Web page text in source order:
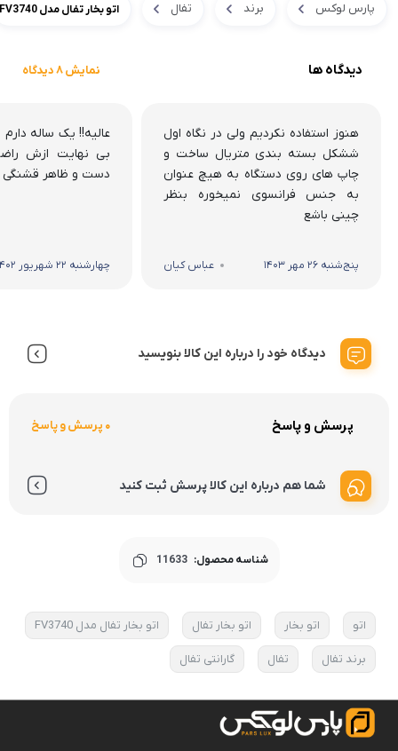
پارس لوکس برند تفال اتو بخار تفال مدل FV3740
دیدگاه ها نمایش 8 دیدگاه
هنوز استفاده نکردیم ولی در نگاه اول
ششکل بسته بندی متریال ساخت و
چاپ های روی دستگاه به هیچ عنوان
به جنس فرانسوی نمیخوره بنظر
چینی باشع
پنج‌شنبه 26 مهر 1403 عباس کیان
عالیه!! یک ساله
بی نهایت ازش
دست و ظاهر قشنگی
چهارشنبه 22 شهریور 1402
دیدگاه خود را درباره این کالا بنویسید
پرسش و پاسخ 0 پرسش و پاسخ
شما هم درباره این کالا پرسش ثبت کنید
شناسه محصول: 11633
اتو اتو بخار اتو بخار تفال اتو بخار تفال مدل FV3740
برند تفال تفال گارانتی تفال